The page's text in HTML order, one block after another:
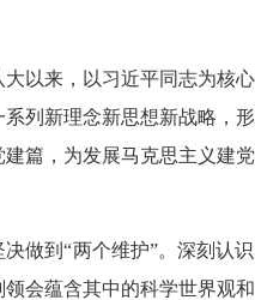
以来，以习近平同志为核
列新理念新思想新战略，
篇，为发展马克思主义建
做到“两个维护”。深刻认
会蕴含其中的科学世界观